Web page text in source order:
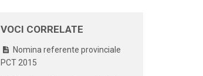
VOCI CORRELATE
Nomina referente provinciale
PCT 2015